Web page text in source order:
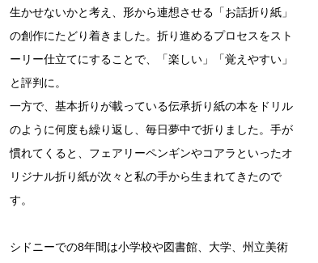
生かせないかと考え、形から連想させる「お話折り紙」
の創作にたどり着きました。折り進めるプロセスをスト
ーリー仕立てにすることで、「楽しい」「覚えやすい」
と評判に。
一方で、基本折りが載っている伝承折り紙の本をドリル
のように何度も繰り返し、毎日夢中で折りました。手が
慣れてくると、フェアリーペンギンやコアラといったオ
リジナル折り紙が次々と私の手から生まれてきたので
す。
シドニーでの8年間は小学校や図書館、大学、州立美術